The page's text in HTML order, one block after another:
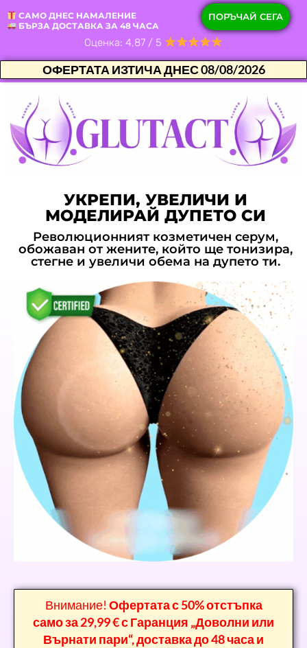
САМО ДНЕС НАМАЛЕНИЕ
БЪРЗА ДОСТАВКА ЗА 48 ЧАСА
ПОРЪЧАЙ СЕГА
Оценка: 4,87 / 5
ОФЕРТАТА ИЗТИЧА ДНЕС08/08/2026
УКРЕПИ, УВЕЛИЧИ И
МОДЕЛИРАЙ ДУПЕТО СИ
Революционният козметичен серум,
обожаван от жените, който ще тонизира,
стегне и увеличи обема на дупето ти.
Внимание! Офертата с 50% отстъпка
само за 29,99 € с Гаранция „Доволни или
Върнати пари“, доставка до 48 часа и